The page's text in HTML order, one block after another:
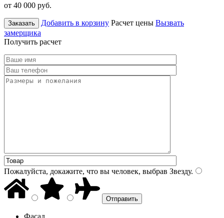
от 40 000 руб.
Заказать Добавить в корзину Расчет цены Вызвать
замерщика
Получить расчет
Пожалуйста, докажите, что вы человек, выбрав Звезду.
Фасад